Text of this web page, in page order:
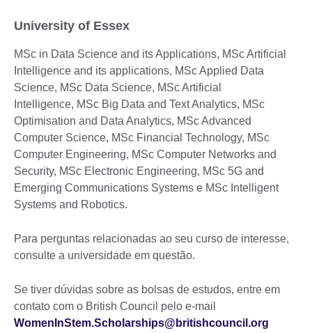
University of Essex
MSc in Data Science and its Applications, MSc Artificial
Intelligence and its applications, MSc Applied Data
Science, MSc Data Science, MSc Artificial
Intelligence, MSc Big Data and Text Analytics, MSc
Optimisation and Data Analytics, MSc Advanced
Computer Science, MSc Financial Technology, MSc
Computer Engineering, MSc Computer Networks and
Security, MSc Electronic Engineering, MSc 5G and
Emerging Communications Systems e MSc Intelligent
Systems and Robotics.
Para perguntas relacionadas ao seu curso de interesse,
consulte a universidade em questão.
Se tiver dúvidas sobre as bolsas de estudos, entre em
contato com o British Council pelo e-mail
WomenInStem.Scholarships@britishcouncil.org